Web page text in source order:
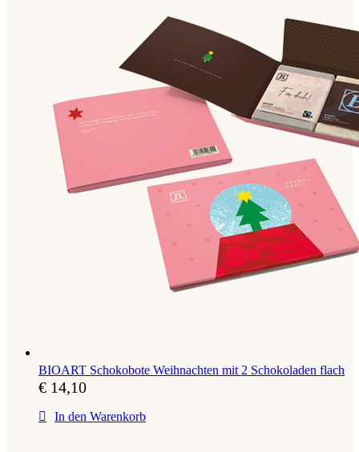
BIOART Schokobote Weihnachten mit 2 Schokoladen flach
€ 14,10
In den Warenkorb